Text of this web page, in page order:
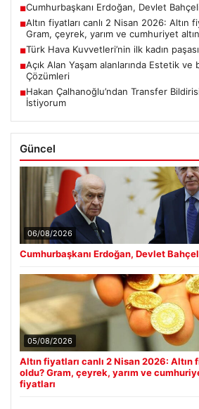
■Cumhurbaşkanı Erdoğan, Devlet
■Altın fiyatları canlı 2 Nisan 2026: Altın
Gram, çeyrek, yarım ve cumhuriyet
■Türk Hava Kuvvetleri’nin ilk kadın
■Açık Alan Yaşam alanlarında Estetik ve
Çözümleri
■Hakan Çalhanoğlu’ndan Transfer
İstiyorum
Güncel
06/08/2026
Cumhurbaşkanı Erdoğan, Devlet
05/08/2026
Altın fiyatları canlı 2 Nisan 2026: Altın
oldu? Gram, çeyrek, yarım ve
fiyatları